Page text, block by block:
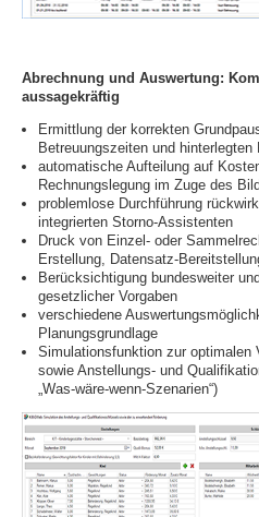
Abrechnung und Auswertung:
aussagekräftig
Ermittlung der korrekten
Betreuungszeiten und hinterlegten
automatische Aufteilung auf
Rechnungslegung im Zuge des
problemlose Durchführung
integrierten Storno-Assistenten
Druck von Einzel- oder
Erstellung, Datensatz-
Berücksichtigung bundesweiter
gesetzlicher Vorgaben
verschiedene
Planungsgrundlage
Simulationsfunktion zur optimalen
sowie Anstellungs- und
„Was-wäre-wenn-Szenarien“)